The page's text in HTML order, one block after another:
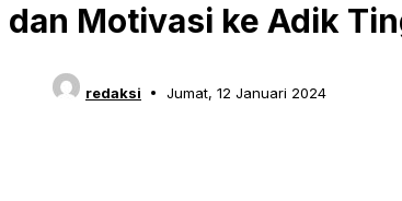
dan Motivasi ke Adik
redaksi Jumat, 12 Januari 2024